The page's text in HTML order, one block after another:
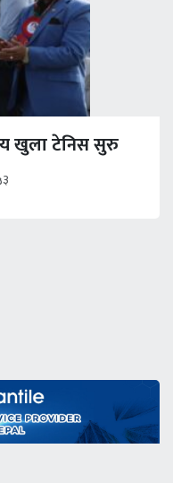
खुला टेनिस सुरु